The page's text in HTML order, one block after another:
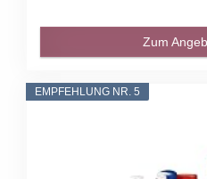
Zum
EMPFEHLUNG NR. 5